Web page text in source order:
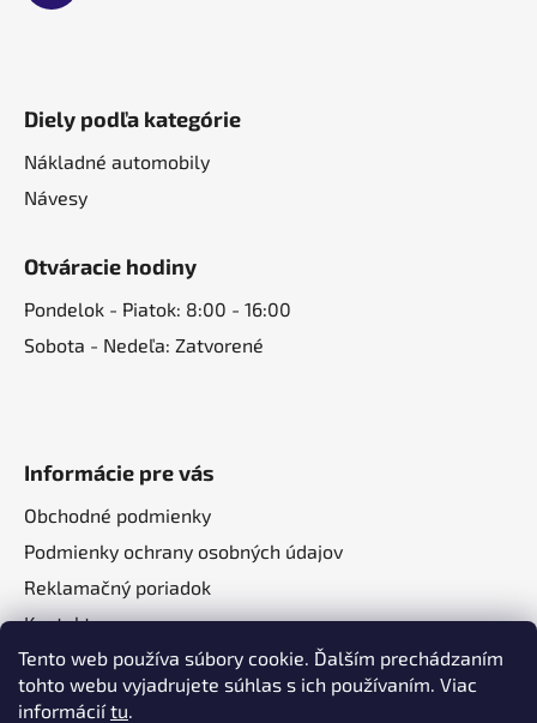
Tento web používa súbory cookie. Ďalším prechádzaním
tohto webu vyjadrujete súhlas s ich používaním. Viac
informáciítu.
Diely podľa kategórie
Nákladné automobily
Návesy
Otváracie hodiny
Pondelok - Piatok: 8:00 - 16:00
Sobota - Nedeľa: Zatvorené
Informácie pre vás
Obchodné podmienky
Podmienky ochrany osobných údajov
Reklamačný poriadok
Kontakt
O nás